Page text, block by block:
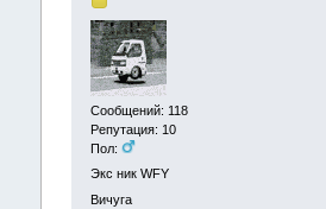
Сообщений: 118
Репутация: 10
Пол:
Экс ник WFY
Вичуга